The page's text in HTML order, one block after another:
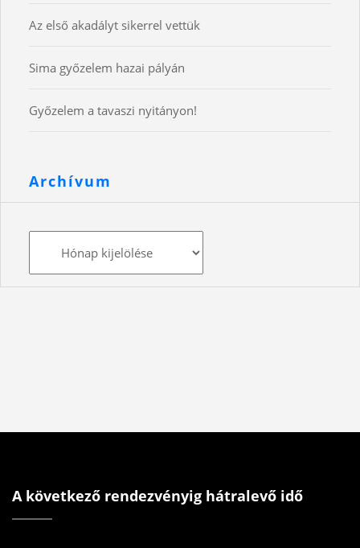
Az első akadályt sikerrel vettük
Sima győzelem hazai pályán
Győzelem a tavaszi nyitányon!
Archívum
A következő rendezvényig hátralevő idő